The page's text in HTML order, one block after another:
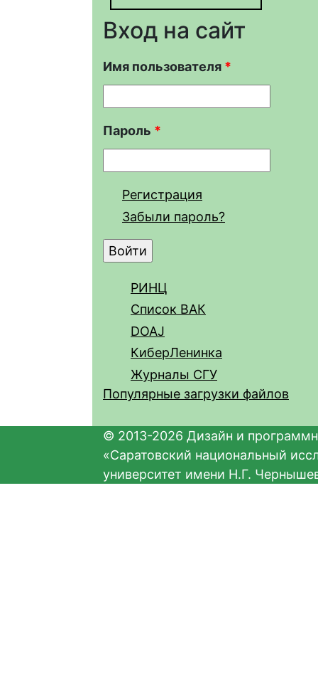
Вход на сайт
Имя пользователя *
Пароль *
Регистрация
Забыли пароль?
РИНЦ
Список ВАК
DOAJ
КиберЛенинка
Журналы СГУ
Популярные загрузки файлов
© 2013-2026 Дизайн и
«Саратовский национальный
университет имени Н.Г.